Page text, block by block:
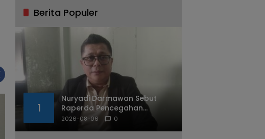
Berita Populer
1
Nuryadi Darmawan Sebut
Raperda Pencegahan
Penyimpangan Seksual
2026-08-06 0